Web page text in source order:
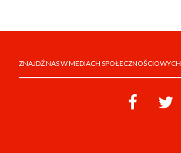
ZNAJDŹ NAS W MEDIACH SPOŁECZNOŚCIOWYCH